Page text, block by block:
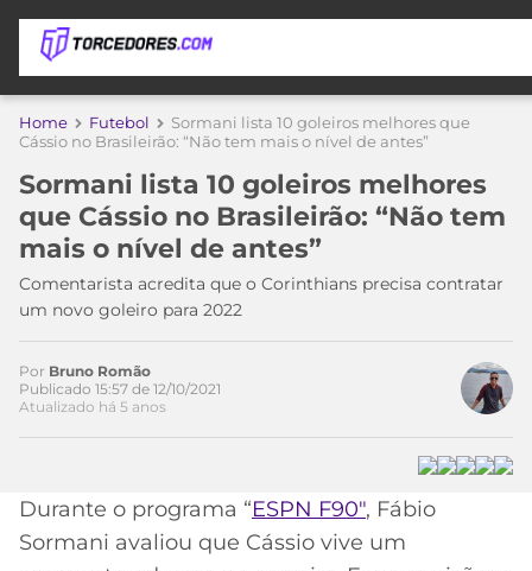
APOSTAS
DE
APOSTA
MELHORES
SITES
DE
APOSTAS
2026
BETBOOM
COPA
DO
MUNDO
TIMES
MEU
TIME
PALMEIRAS
CAMPEONATOS
SÉRIE
ESPORTIVA
Home Futebol
Sormani lista 10 goleiros melhores que
Cássio no Brasileirão: “Não tem mais o nível de antes”
Sormani lista 10 goleiros melhores
que Cássio no Brasileirão: “Não tem
mais o nível de antes”
Comentarista acredita que o Corinthians precisa contratar
um novo goleiro para 2022
Por Bruno Romão
Publicado 15:57 de 12/10/2021
Atualizado há 5 anos
Durante o programa “ESPN F90″, Fábio
Sormani avaliou que Cássio vive um